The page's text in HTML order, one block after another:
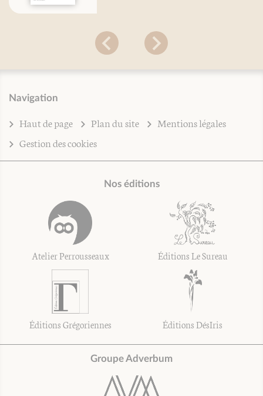
Navigation
Haut de page Plan du site
Mentions légales
Gestion des cookies
Nos éditions
Atelier Perrousseaux Éditions Le Sureau
Éditions Grégoriennes Éditions DésIris
Groupe Adverbum